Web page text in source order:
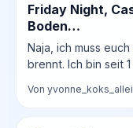
Friday Night,
Boden…
Naja, ich muss
brennt. Ich bin seit
Von